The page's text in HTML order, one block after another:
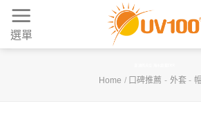
Skip
content
選單
Home / 口碑推薦 - 外套 -